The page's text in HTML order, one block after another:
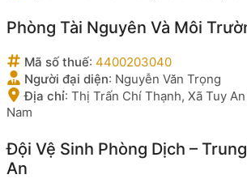
Phòng Tài Nguyên Và Môi
Mã số thuế: 4400203040
Người đại diện: Nguyễn Văn Trọng
Địa chỉ: Thị Trấn Chí Thạnh, Xã Tuy
Nam
Đội Vệ Sinh Phòng Dịch –
An